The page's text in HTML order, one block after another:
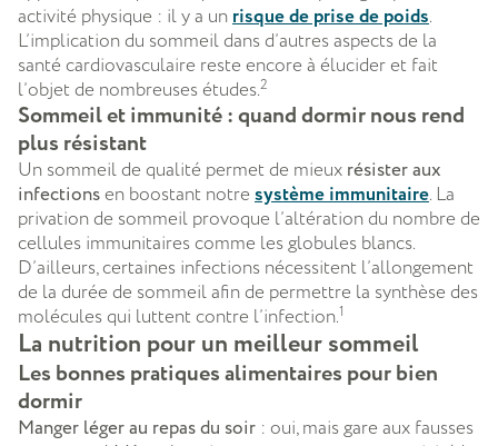
activité physique : il y a unrisque de prise de poids.
L’implication du sommeil dans d’autres aspects de la
santé cardiovasculaire reste encore à élucider et fait
l’objet de nombreuses études.2
Sommeil et immunité : quand dormir nous rend
plus résistant
Un sommeil de qualité permet de mieux résister aux
infectionsen boostant notre système immunitaire. La
privation de sommeil provoque l’altération du nombre de
cellules immunitaires comme les globules blancs.
D’ailleurs, certaines infections nécessitent l’allongement
de la durée de sommeil afin de permettre la synthèse des
molécules qui luttent contre l’infection.1
La nutrition pour un meilleur sommeil
Les bonnes pratiques alimentaires pour bien
dormir
Manger léger au repas du soir : oui, mais gare aux fausses